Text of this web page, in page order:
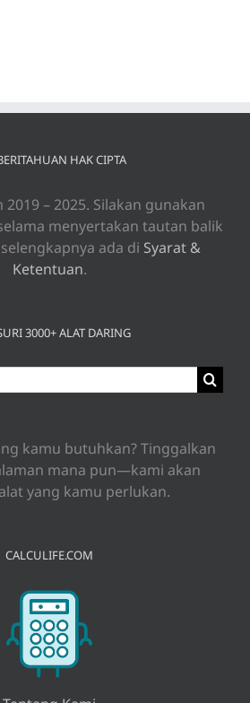
HAK CIPTA
– 2025. Silakan gunakan
menyertakan tautan balik
ada di Syarat &
Ketentuan.
3000+ ALAT DARING
kamu butuhkan? Tinggalkan
mana pun—kami akan
yang kamu perlukan.
CALCULIFE.COM